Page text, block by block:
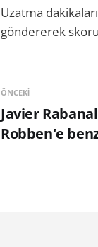
Uzatma
göndererek skoru
ÖNCEKI
Javier
Robben'e